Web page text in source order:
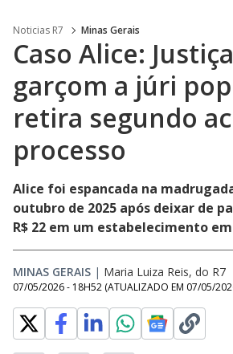
Noticias R7 Minas Gerais
Caso Alice:
garçom a júri
retira segundo
processo
Alice foi espancada na
outubro de 2025 após deixar de
R$ 22 em um estabelecimento em
MINAS GERAIS | Maria Luiza Reis, do R7
07/05/2026 - 18H52 (ATUALIZADO EM 07/05/